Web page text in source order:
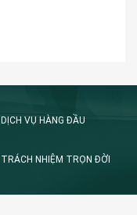
DỊCH VỤ HÀNG ĐẦU
TRÁCH NHIỆM TRỌN ĐỜI